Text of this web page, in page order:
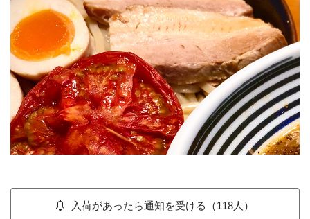
入荷があったら通知を受ける（118人）